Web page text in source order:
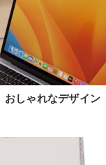
おしゃれなデザイン